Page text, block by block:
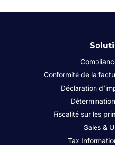
Conformité de la
Déclaration
Fiscalité sur les
Sales &
Tax